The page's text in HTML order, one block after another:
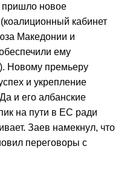
пришло новое
кабинет
Македонии и
ему
Новому премьеру
и укрепление
и его албанские
на пути в ЕС ради
Заев намекнул, что
переговоры с